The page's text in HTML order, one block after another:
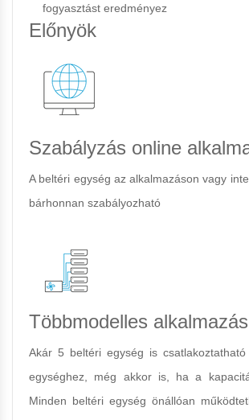
fogyasztást eredményez
Előnyök
Szabályzás online
A beltéri egység az alkalmazáson vagy
bárhonnan szabályozható
Többmodelles alkalmazás
Akár 5 beltéri egység is
egységhez, még akkor is, ha a
Minden beltéri egység önállóan